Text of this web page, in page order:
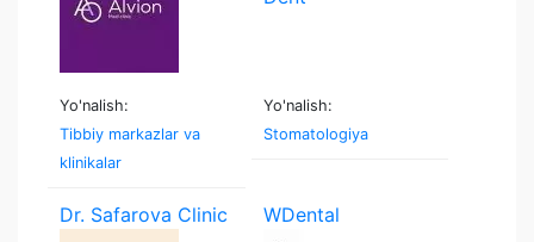
Yo'nalish:
Tibbiy markazlar va
klinikalar
Yo'nalish:
Stomatologiya
Dr. Safarova Clinic WDental